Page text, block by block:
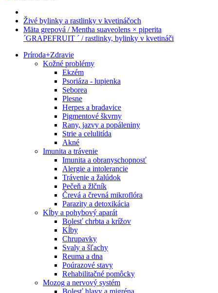
Živé bylinky a rastlinky v kvetináčoch
Mäta grepová / Mentha suaveolens × piperita
´GRAPEFRUIT ´ / rastlinky, bylinky v kvetináči
Príroda+Zdravie
Kožné problémy
Ekzém
Psoriáza - lupienka
Seborea
Plesne
Herpes a bradavice
Pigmentové škvrny
Rany, jazvy a popáleniny
Strie a celulitída
Akné
Imunita a trávenie
Imunita a obranyschopnosť
Alergie a intolerancie
Trávenie a žalúdok
Pečeň a žlčník
Črevá a črevná mikroflóra
Parazity a detoxikácia
Kĺby a pohybový aparát
Bolesť chrbta a krížov
Kĺby
Chrupavky
Svaly a šľachy
Reuma a dna
Poúrazové stavy
Rehabilitačné pomôcky
Mozog a nervový systém
Bolesť hlavy a migréna